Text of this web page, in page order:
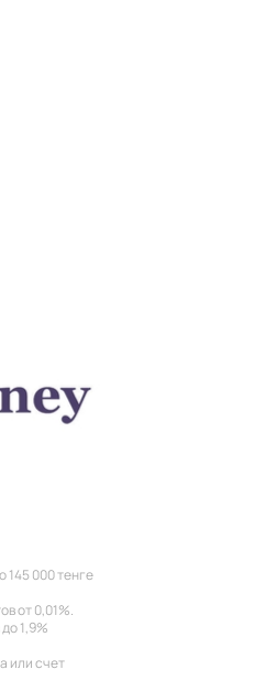
145 000 тенге
от 0,01%.
1,9%
или счет